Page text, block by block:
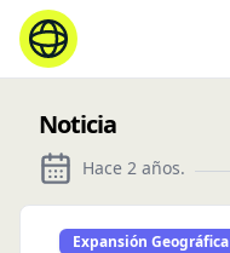
Noticia
Hace 2 años.
Expansión Geográfica